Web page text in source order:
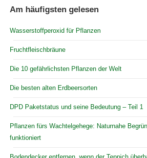
Am häufigsten gelesen
Wasserstoffperoxid für Pflanzen
Fruchtfleischbräune
Die 10 gefährlichsten Pflanzen der Welt
Die besten alten Erdbeersorten
DPD Paketstatus und seine Bedeutung – Teil 1
Pflanzen fürs Wachtelgehege: Naturnahe
funktioniert